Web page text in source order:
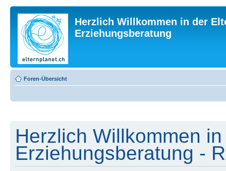
Herzlich Willkommen in der
Erziehungsberatung
Foren-Übersicht
Herzlich Willkommen
Erziehungsberatung -